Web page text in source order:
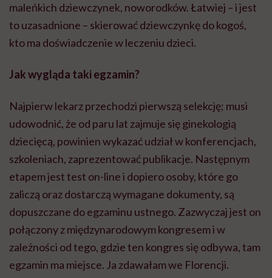
maleńkich dziewczynek, noworodków. Łatwiej – i jest
to uzasadnione – skierować dziewczynkę do kogoś,
kto ma doświadczenie w leczeniu dzieci.
Jak wygląda taki egzamin?
Najpierw lekarz przechodzi pierwszą selekcję; musi
udowodnić, że od paru lat zajmuje się ginekologią
dziecięcą, powinien wykazać udział w konferencjach,
szkoleniach, zaprezentować publikacje. Następnym
etapem jest test on-line i dopiero osoby, które go
zaliczą oraz dostarczą wymagane dokumenty, są
dopuszczane do egzaminu ustnego. Zazwyczaj jest on
połączony z międzynarodowym kongresem i w
zależności od tego, gdzie ten kongres się odbywa, tam
egzamin ma miejsce. Ja zdawałam we Florencji.